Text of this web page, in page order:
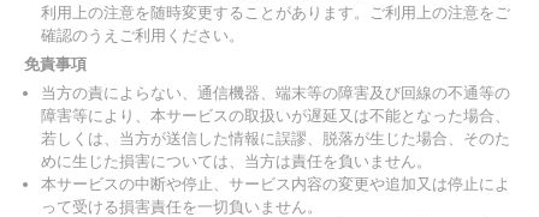
利用上の注意を随時変更することがあります。ご利用上の注意をご
確認のうえご利用ください。
免責事項
当方の責によらない、通信機器、端末等の障害及び回線の不通等の
障害等により、本サービスの取扱いが遅延又は不能となった場合、
若しくは、当方が送信した情報に誤謬、脱落が生じた場合、そのた
めに生じた損害については、当方は責任を負いません。
本サービスの中断や停止、サービス内容の変更や追加又は停止によ
って受ける損害責任を一切負いません。